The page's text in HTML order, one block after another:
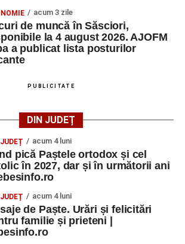
acum 3 zile
de muncă în Săsciori,
la 4 august 2026. AJOFM
a publicat lista posturilor
PUBLICITATE
DIN JUDEȚ
acum 4 luni
pică Paștele ortodox și cel
în 2027, dar și în următorii ani
acum 4 luni
de Paște. Urări și felicitări
familie și prieteni |